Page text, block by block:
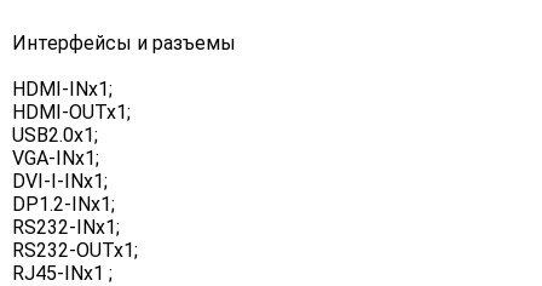
Интерфейсы и разъемы
HDMI-INx1;
HDMI-OUTx1;
USB2.0x1;
VGA-INx1;
DVI-I-INx1;
DP1.2-INx1;
RS232-INx1;
RS232-OUTx1;
RJ45-INx1 ;